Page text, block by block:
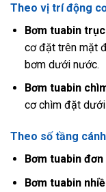
Theo vị trí động
Bơm tuabin
cơ đặt trên mặt
bơm dưới nước.
Bơm tuabin
cơ chìm đặt
Theo số tầng
Bơm tuabin
Bơm tuabin